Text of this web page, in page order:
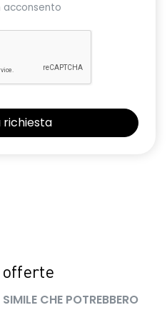
acconsento
CHE POTREBBERO